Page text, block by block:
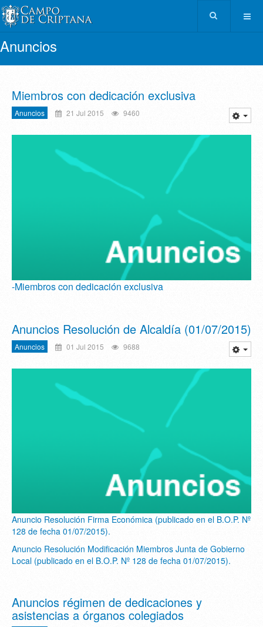
Anuncios
Miembros con dedicación exclusiva
Anuncios 21 Jul 2015 9460
-Miembros con dedicación exclusiva
Anuncios Resolución de Alcaldía (01/07/2015)
Anuncios 01 Jul 2015 9688
Anuncio Resolución Firma Económica (publicado en el B.O.P. Nº
128 de fecha 01/07/2015).
Anuncio Resolución Modificación Miembros Junta de Gobierno
Local (publicado en el B.O.P. Nº 128 de fecha 01/07/2015).
Anuncios régimen de dedicaciones y
asistencias a órganos colegiados